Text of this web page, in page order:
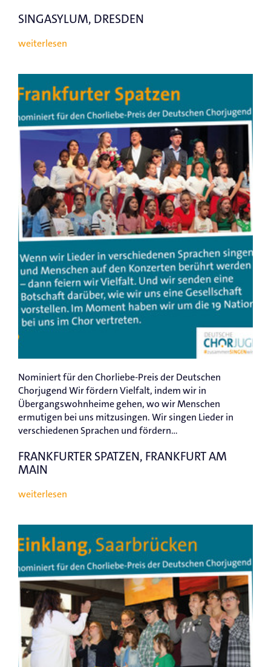
SINGASYLUM, DRESDEN
weiterlesen
FRANKFURTER SPATZEN, FRANKFURT AM
MAIN
Nominiert für den Chorliebe-Preis der Deutschen
Chorjugend Wir fördern Vielfalt, indem wir in
Übergangswohnheime gehen, wo wir Menschen
ermutigen bei uns mitzusingen. Wir singen Lieder in
verschiedenen Sprachen und fördern...
weiterlesen